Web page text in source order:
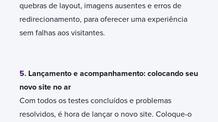
quebras de layout, imagens ausentes e erros de
redirecionamento, para oferecer uma experiência
sem falhas aos visitantes.
5. Lançamento e acompanhamento: colocando seu
novo site no ar
Com todos os testes concluídos e problemas
resolvidos, é hora de lançar o novo site. Coloque-o